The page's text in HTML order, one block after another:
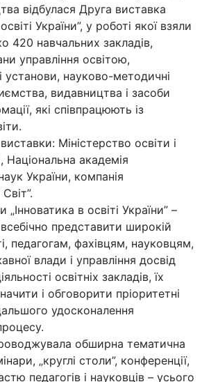
відбулася Друга виставка
України”, у роботі якої взяли
420 навчальних закладів,
управління освітою,
установи, науково-методичні
видавництва і засоби
які співпрацюють із
Міністерство освіти і
Національна академія
України, компанія
в освіті України” –
представити широкій
педагогам, фахівцям, науковцям,
влади і управління досвід
освітніх закладів, їх
і обговорити пріоритетні
удосконалення
обширна тематична
„круглі столи”, конференції,
педагогів і науковців – усього